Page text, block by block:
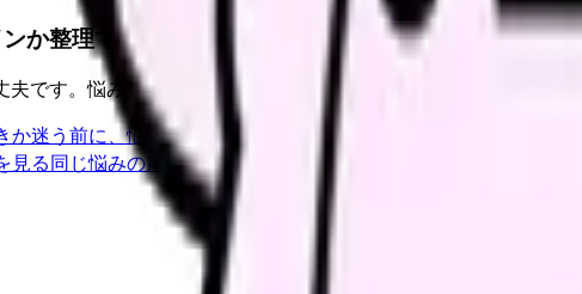
か整理できます。
です。悩みの種類と続いている期間から、次に見るべき記事と
か迷う前に、悩みの種類と次の一歩を整理します。 給料
見る 同じ悩みの声を読んで、今の職場だけの問題か確かめられます